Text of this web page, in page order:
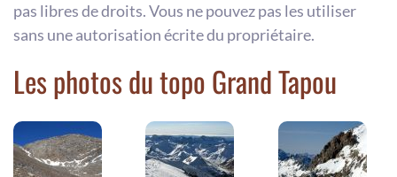
pas libres de droits. Vous ne pouvez pas les utiliser
sans une autorisation écrite du propriétaire.
Les photos du topo Grand Tapou